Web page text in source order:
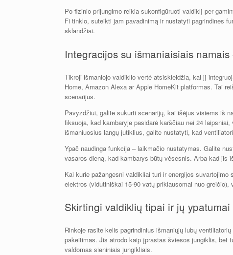
Po fizinio prijungimo reikia sukonfigūruoti valdiklį per
Fi tinklo, suteikti jam pavadinimą ir nustatyti pagrindines
sklandžiai.
Integracijos su išmaniaisiais
Tikroji išmaniojo valdiklio vertė atsiskleidžia, kai jį
Home, Amazon Alexa ar Apple HomeKit platformas. Tai
scenarijus.
Pavyzdžiui, galite sukurti scenarijų, kai išėjus visiems iš
fiksuoja, kad kambaryje pasidarė karščiau nei 24
išmaniuosius langų jutiklius, galite nustatyti, kad
Ypač naudinga funkcija – laikmačio nustatymas. Galite
vasaros dieną, kad kambarys būtų vėsesnis. Arba kad jis
Kai kurie pažangesni valdikliai turi ir energijos
elektros (vidutiniškai 15-90 vatų priklausomai nuo
Skirtingi valdiklių tipai ir jų ypatumai
Rinkoje rasite kelis pagrindinius išmaniųjų lubų
pakeitimas. Jis atrodo kaip įprastas šviesos jungiklis, bet
valdomas sieniniais jungikliais.